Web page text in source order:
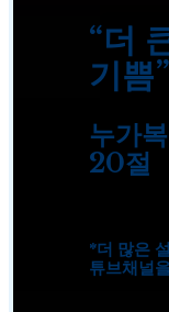
“더
기쁨”
누가
20절
*더 많은
튜브채널